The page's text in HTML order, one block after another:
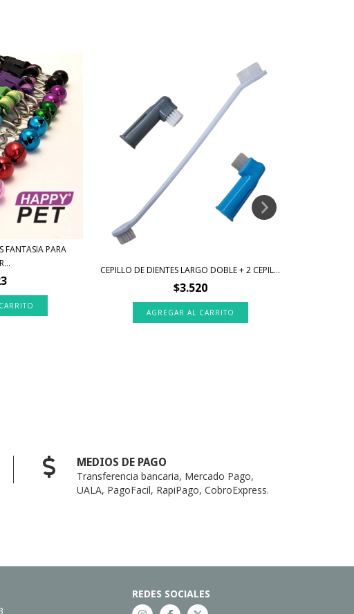
FANTASIA PARA
CEPILLO DE DIENTES LARGO DOBLE + 2 CEPIL...
$3.520
MEDIOS DE PAGO
Transferencia bancaria, Mercado Pago,
UALA, PagoFacil, RapiPago, CobroExpress.
REDES SOCIALES